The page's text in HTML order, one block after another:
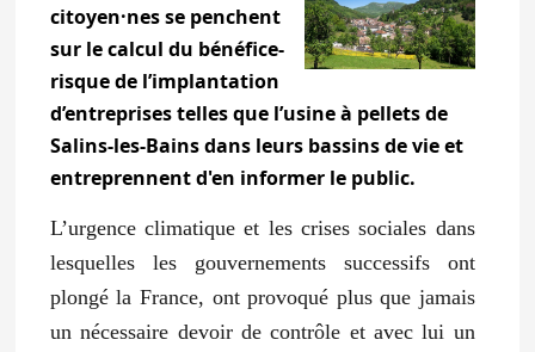
citoyen·nes se penchent
sur le calcul du bénéfice-
risque de l’implantation
d’entreprises telles que l’usine à pellets de
Salins-les-Bains dans leurs bassins de vie et
entreprennent d'en informer le public.
L’urgence climatique et les crises sociales dans
lesquelles les gouvernements successifs ont
plongé la France, ont provoqué plus que jamais
un nécessaire devoir de contrôle et avec lui un